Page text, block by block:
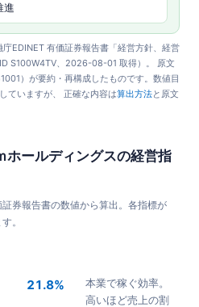
進
EDINET 有価証券報告書「経営方針、経営
S100W4TV、2026-08-01 取得）。 原文
）が要約・再構成したものです。数値目
ていますが、 正確な内容は算出方法と原文
ホールディングスの経営指
券報告書の数値から算出。各指標が
。
21.8%
本業で稼ぐ効率。
高いほど売上の割